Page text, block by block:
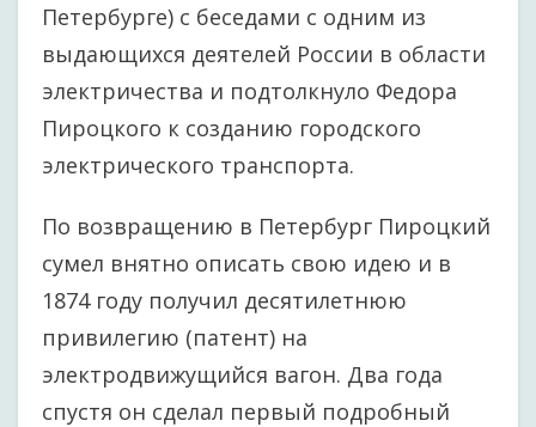
Петербурге) с беседами с одним из
выдающихся деятелей России в области
электричества и подтолкнуло Федора
Пироцкого к созданию городского
электрического транспорта.
По возвращению в Петербург Пироцкий
сумел внятно описать свою идею и в
1874 году получил десятилетнюю
привилегию (патент) на
электродвижущийся вагон. Два года
спустя он сделал первый подробный